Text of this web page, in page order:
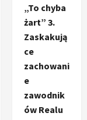
„To chyba
żart” 3.
Zaskakują
ce
zachowani
e
zawodnik
ów Realu